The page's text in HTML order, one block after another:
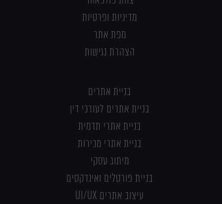
מדיניות ופרטיות
מפת אתר
הצהרת נגישות
בניית אתרים
בניית אתרים לעורכי דין
בניית אתרי תדמית
בניית אתרי מכירות
מיתוג עסקי
בניית פורטלים ואינדקסים
עיצוב אתרים UI/UX